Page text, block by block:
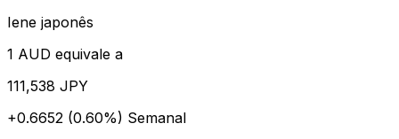
Iene japonês
1 AUD equivale a
111,538 JPY
+0.6652 (0.60%) Semanal